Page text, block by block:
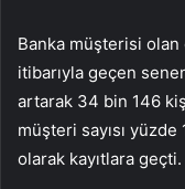
Banka müşterisi olan
itibarıyla geçen
artarak 34 bin 146
müşteri sayısı
olarak kayıtlara geçti.